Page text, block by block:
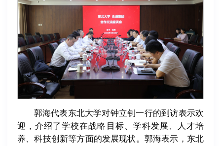
郭海代表东北大学对钟立钊一行的到访表示欢
迎，介绍了学校在战略目标、学科发展、人才培
养、科技创新等方面的发展现状。郭海表示，东北